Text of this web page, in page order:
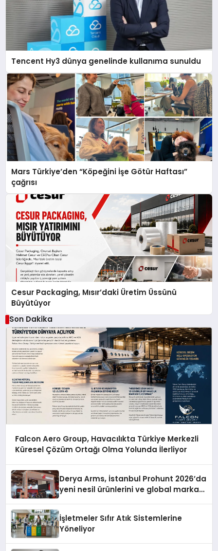
Tencent Hy3 dünya genelinde kullanıma sunuldu
Mars Türkiye’den “Köpeğini İşe Götür Haftası”
çağrısı
Cesur Packaging, Mısır’daki Üretim Üssünü
Büyütüyor
Son Dakika
Falcon Aero Group, Havacılıkta Türkiye Merkezli
Küresel Çözüm Ortağı Olma Yolunda İlerliyor
Derya Arms, İstanbul Prohunt 2026’da
yeni nesil ürünlerini ve global marka
İşletmeler Sıfır Atık Sistemlerine
Yöneliyor